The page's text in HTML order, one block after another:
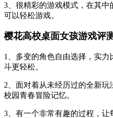
3、很精彩的游戏模式，在其
可以轻松游戏。
樱花高校桌面女孩游戏评
1、多变的角色自由选择，实
斗更轻松。
2、面对着从未经历过的全新
校园青春冒险记忆。
3、有一个非常有趣的过程，